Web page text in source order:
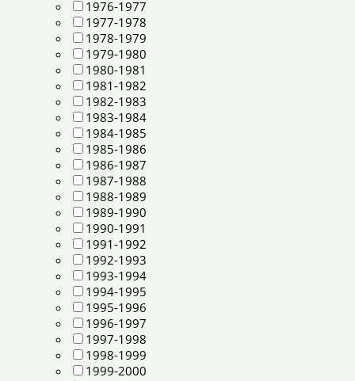
1976-1977
1977-1978
1978-1979
1979-1980
1980-1981
1981-1982
1982-1983
1983-1984
1984-1985
1985-1986
1986-1987
1987-1988
1988-1989
1989-1990
1990-1991
1991-1992
1992-1993
1993-1994
1994-1995
1995-1996
1996-1997
1997-1998
1998-1999
1999-2000